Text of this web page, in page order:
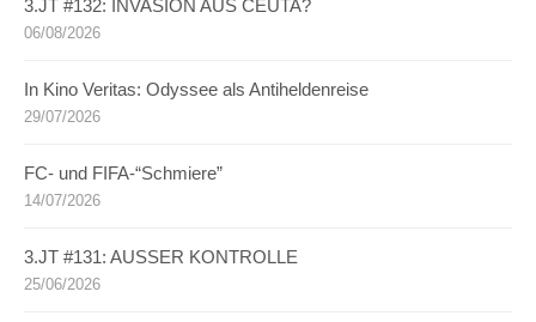
3.JT #132: INVASION AUS CEUTA?
06/08/2026
In Kino Veritas: Odyssee als Antiheldenreise
29/07/2026
FC- und FIFA-“Schmiere”
14/07/2026
3.JT #131: AUSSER KONTROLLE
25/06/2026